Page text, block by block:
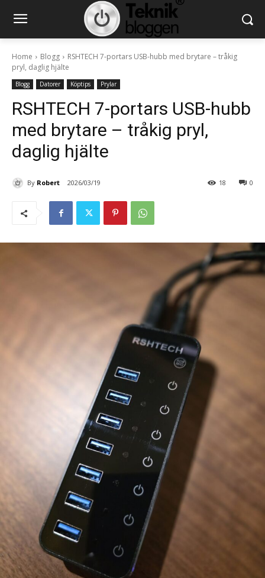
Home Blogg
RSHTECH 7-portars USB-hubb med brytare – tråkig
pryl, daglig hjälte
Blogg Datorer Köptips Prylar
RSHTECH 7-portars USB-hubb
med brytare – tråkig pryl,
daglig hjälte
By Robert 2026/03/19 0
18